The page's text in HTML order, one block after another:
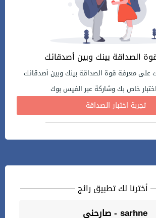
الصداقة بينك وبين أصدقائك
على معرفة قوة الصداقة بينك وبين أصدقائك
خاص بك وشاركة عبر الفيس بوك
تجربة اختبار الصداقة
أخترنا لك تطبيق رائج
صارحني - sarhne